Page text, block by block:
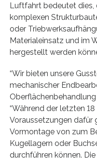
Luftfahrt bedeutet dies,
komplexen
oder
Materialeinsatz und im
hergestellt werden
“Wir bieten unsere
mechanischer
Oberflächenbehandlung
“Während der letzten
Voraussetzungen dafür
Vormontage von zum
Kugellagern oder
durchführen können.